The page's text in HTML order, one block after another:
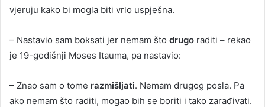
vjeruju kako bi mogla biti vrlo uspješna.
– Nastavio sam boksati jer nemam što drugo raditi – rekao
je 19-godišnji Moses Itauma, pa nastavio:
– Znao sam o tome razmišljati. Nemam drugog posla. Pa
ako nemam što raditi, mogao bih se boriti i tako zarađivati.